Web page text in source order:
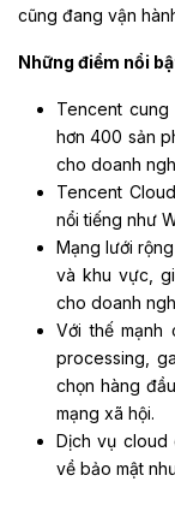
cũng đang vận
Những điểm nổi
Tencent
hơn 400 sản
cho doanh
Tencent
nổi tiếng như
Mạng lưới
và khu vực,
cho doanh
Với thế mạnh
processing,
chọn hàng
mạng xã hội.
Dịch vụ cloud
về bảo mật